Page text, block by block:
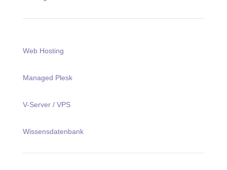
Web Hosting
Managed Plesk
V-Server / VPS
Wissensdatenbank